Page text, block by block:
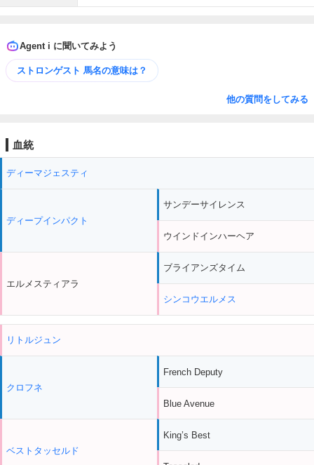
Agent i に聞いてみよう
ストロンゲスト 馬名の意味は？
他の質問をしてみる
血統
ディーマジェスティ
ディープインパクト
エルメスティアラ
サンデーサイレンス
ウインドインハーヘア
ブライアンズタイム
シンコウエルメス
リトルジュン
クロフネ
ベストタッセルド
French Deputy
Blue Avenue
King’s Best